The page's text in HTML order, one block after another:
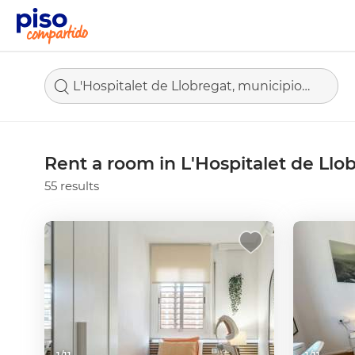
L'Hospitalet de Llobregat, municipio de Barcelona
Rent a room in L'Hospitalet de
55 results